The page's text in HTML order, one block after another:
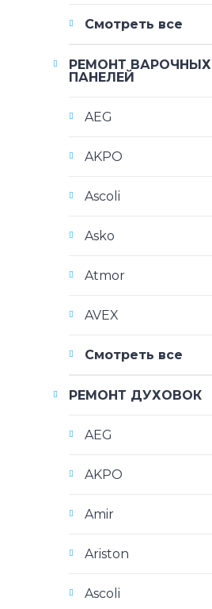
Смотреть все
РЕМОНТ ВАРОЧНЫХ
ПАНЕЛЕЙ
AEG
AKPO
Ascoli
Asko
Atmor
AVEX
Смотреть все
РЕМОНТ ДУХОВОК
AEG
AKPO
Amir
Ariston
Ascoli